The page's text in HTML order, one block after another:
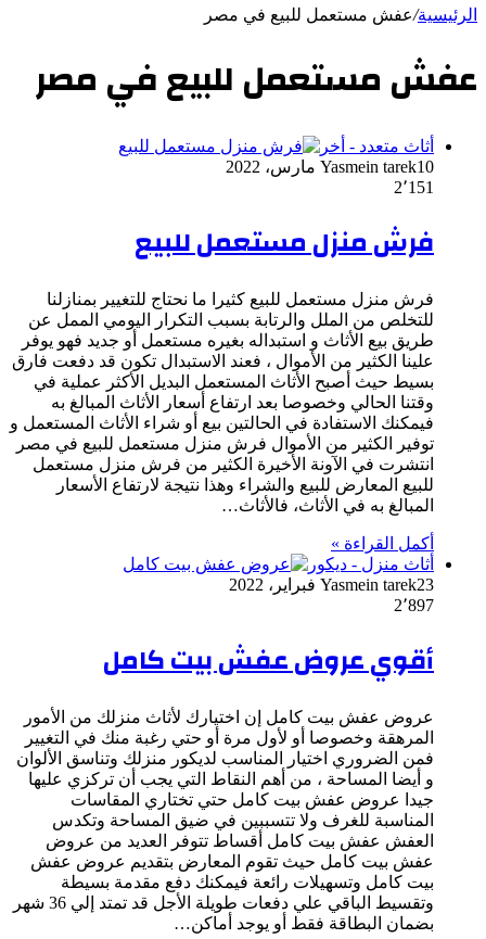
الرئيسية/عفش مستعمل للبيع في مصر
عفش مستعمل للبيع في مصر
أثاث متعدد - أخر
Yasmein tarek10 مارس، 2022
2٬151
فرش منزل مستعمل للبيع
فرش منزل مستعمل للبيع كثيرا ما نحتاج للتغيير بمنازلنا
للتخلص من الملل والرتابة بسبب التكرار اليومي الممل عن
طريق بيع الأثاث و استبداله بغيره مستعمل أو جديد فهو يوفر
علينا الكثير من الأموال ، فعند الاستبدال تكون قد دفعت فارق
بسيط حيث أصبح الأثاث المستعمل البديل الأكثر عملية في
وقتنا الحالي وخصوصا بعد ارتفاع أسعار الأثاث المبالغ به
فيمكنك الاستفادة في الحالتين بيع أو شراء الأثاث المستعمل و
توفير الكثير من الأموال فرش منزل مستعمل للبيع في مصر
انتشرت في الآونة الأخيرة الكثير من فرش منزل مستعمل
للبيع المعارض للبيع والشراء وهذا نتيجة لارتفاع الأسعار
المبالغ به في الأثاث، فالأثاث…
أكمل القراءة »
أثاث منزل - ديكور
Yasmein tarek23 فبراير، 2022
2٬897
أقوي عروض عفش بيت كامل
عروض عفش بيت كامل إن اختيارك لأثاث منزلك من الأمور
المرهقة وخصوصا أو لأول مرة أو حتي رغبة منك في التغيير
فمن الضروري اختيار المناسب لديكور منزلك وتناسق الألوان
و أيضا المساحة ، من أهم النقاط التي يجب أن تركزي عليها
جيدا عروض عفش بيت كامل حتي تختاري المقاسات
المناسبة للغرف ولا تتسببين في ضيق المساحة وتكدس
العفش عفش بيت كامل أقساط تتوفر العديد من عروض
عفش بيت كامل حيث تقوم المعارض بتقديم عروض عفش
بيت كامل وتسهيلات رائعة فيمكنك دفع مقدمة بسيطة
وتقسيط الباقي علي دفعات طويلة الأجل قد تمتد إلي 36 شهر
بضمان البطاقة فقط أو يوجد أماكن…